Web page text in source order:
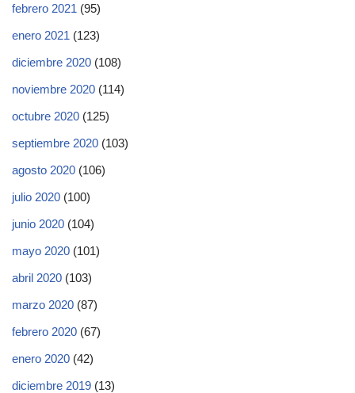
febrero 2021 (95)
enero 2021 (123)
diciembre 2020 (108)
noviembre 2020 (114)
octubre 2020 (125)
septiembre 2020 (103)
agosto 2020 (106)
julio 2020 (100)
junio 2020 (104)
mayo 2020 (101)
abril 2020 (103)
marzo 2020 (87)
febrero 2020 (67)
enero 2020 (42)
diciembre 2019 (13)